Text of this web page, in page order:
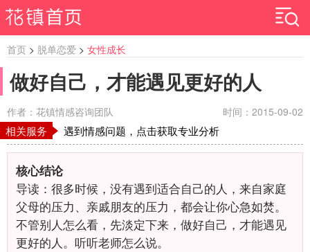
首页 > 脱单恋爱 > 女性成长
做好自己，才能遇见更好的人
作者：花镇情感咨询团队 时间：2015-09-02
相关服务 遇到情感问题，点击获取专业分析
核心结论
导读：很多时候，没有遇到适合自己的人，来自家庭
父母的压力、亲戚朋友的压力，都会让你心急如焚。
不管别人怎么看，先淡定下来，做好自己，才能遇见
更好的人。听听老师怎么说。